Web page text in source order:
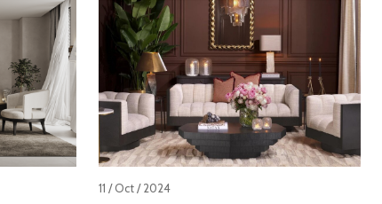
11 / Oct / 2024